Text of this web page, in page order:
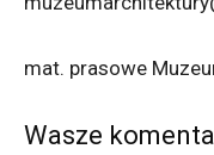
mat. prasowe
Wasze